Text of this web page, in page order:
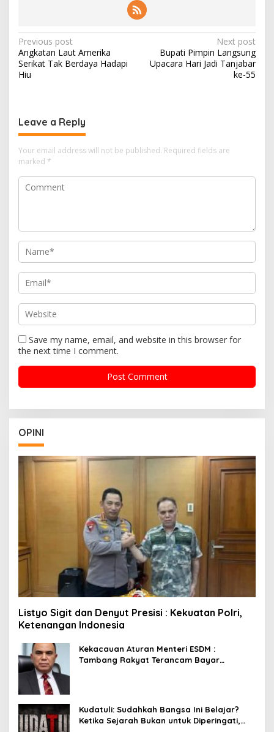
Post
navigation
Previous post
Angkatan Laut Amerika
Serikat Tak Berdaya Hadapi
Hiu
Next post
Bupati Pimpin Langsung
Upacara Hari Jadi Tanjabar
ke-55
Leave a Reply
Your email address will not be published. Required fields are
marked *
Save my name, email, and website in this browser for
the next time I comment.
OPINI
Listyo Sigit dan Denyut Presisi : Kekuatan Polri,
Ketenangan Indonesia
Kekacauan Aturan Menteri ESDM :
Tambang Rakyat Terancam Bayar
Kudatuli: Sudahkah Bangsa Ini Belajar?
Ketika Sejarah Bukan untuk Diperingati,